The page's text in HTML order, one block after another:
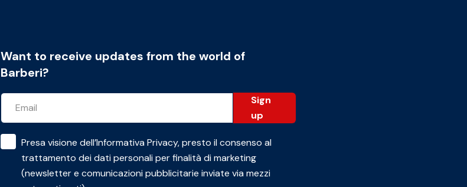
Want to receive updates from the world of
Barberi?
Sign
up
Presa visione dell’Informativa Privacy, presto il consenso al
trattamento dei dati personali per finalità di marketing
(newsletter e comunicazioni pubblicitarie inviate via mezzi